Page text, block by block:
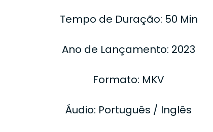
Tempo de Duração: 50 Min
Ano de Lançamento: 2023
Formato: MKV
Áudio: Português / Inglês